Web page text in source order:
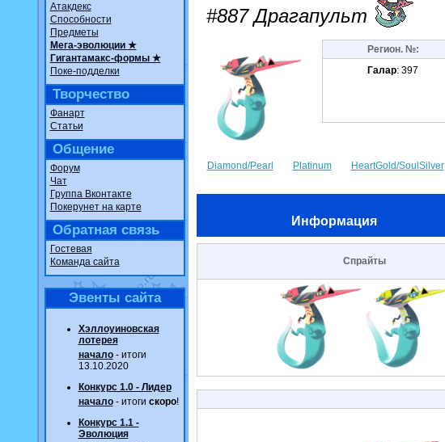
Атакдекс
Способности
Предметы
Мега-эволюции ★
Гигантамакс-формы ★
Поке-подделки
Творчество
Фанарт
Статьи
Общение
Форум
Чат
Группа Вконтакте
Покерунет на карте
Обратная связь
Гостевая
Команда сайта
Эвенты сайта
Хэллоуиновская
лотерея
начало- итоги
13.10.2020
Конкурс 1.0 - Лидер
начало- итоги скоро!
Конкурс 1.1 -
Эволюция
#887 Драгапульт
Регион. №:
Галар: 397
Diamond/Pearl Platinum HeartGold/SoulSilver
Информация
Спрайты